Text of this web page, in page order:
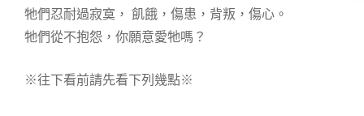
牠們忍耐過寂寞， 飢餓，傷患，背叛，傷心。
牠們從不抱怨，你願意愛牠嗎？
※往下看前請先看下列幾點※